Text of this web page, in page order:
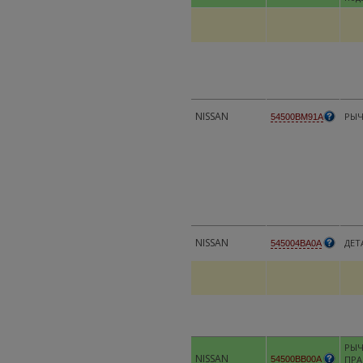
NISSAN 54500BM91A
NISSAN 545004BA0A
NISSAN 54500BB00A